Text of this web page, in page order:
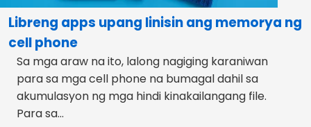
Libreng apps upang linisin ang memorya ng
cell phone
Sa mga araw na ito, lalong nagiging karaniwan
para sa mga cell phone na bumagal dahil sa
akumulasyon ng mga hindi kinakailangang file.
Para sa...